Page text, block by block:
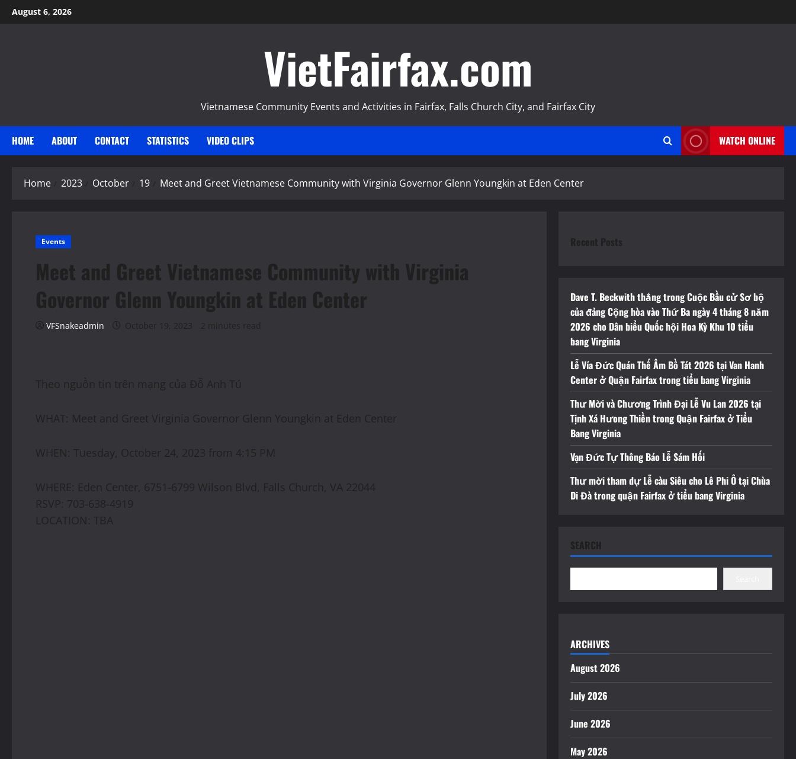
Skip
to
August 6, 2026
VietFairfax.com
Vietnamese Community Events and Activities in Fairfax, Falls Church City, and Fairfax City
HOME ABOUT CONTACT STATISTICS VIDEO CLIPS WATCH ONLINE
Home 2023 October 19 Meet and Greet Vietnamese Community with Virginia Governor Glenn Youngkin at Eden Center
Events
Meet and Greet Vietnamese Community with Virginia
Governor Glenn Youngkin at Eden Center
VFSnakeadmin October 19, 2023 2 minutes read
Theo nguồn tin trên mạng của Đỗ Anh Tú
WHAT: Meet and Greet Virginia Governor Glenn Youngkin at Eden Center
WHEN: Tuesday, October 24, 2023 from 4:15 PM
WHERE: Eden Center, 6751-6799 Wilson Blvd, Falls Church, VA 22044
RSVP: 703-638-4919
LOCATION: TBA
Recent Posts
Dave T. Beckwith thắng trong Cuộc Bầu cử Sơ bộ
của đảng Cộng hòa vào Thứ Ba ngày 4 tháng 8 năm
2026 cho Dân biểu Quốc hội Hoa Kỳ Khu 10 tiểu
bang Virginia
Lễ Vía Đức Quán Thế Âm Bồ Tát 2026 tại Van Hanh
Center ở Quận Fairfax trong tiểu bang Virginia
Thư Mời và Chương Trình Đại Lễ Vu Lan 2026 tại
Tịnh Xá Hưong Thiền trong Quận Fairfax ở Tiểu
Bang Virginia
Vạn Đức Tự Thông Báo Lễ Sám Hối
Thư mời tham dự Lễ càu Siêu cho Lê Phi Ô tại Chùa
Di Đà trong quận Fairfax ở tiểu bang Virginia
SEARCH
ARCHIVES
August 2026
July 2026
June 2026
May 2026